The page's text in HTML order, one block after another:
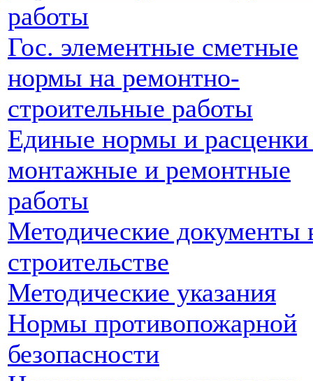
работы
Гос. элементные сметные
нормы на ремонтно-
строительные работы
Единые нормы и расценки
монтажные и ремонтные
работы
Методические документы
строительстве
Методические указания
Нормы противопожарной
безопасности